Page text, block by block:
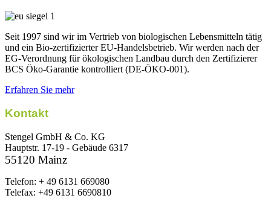
Seit 1997 sind wir im Vertrieb von biologischen Lebensmitteln tätig
und ein Bio-zertifizierter EU-Handelsbetrieb. Wir werden nach der
EG-Verordnung für ökologischen Landbau durch den Zertifizierer
BCS Öko-Garantie kontrolliert (DE-ÖKO-001).
Erfahren Sie mehr
Kontakt
Stengel GmbH & Co. KG
Hauptstr. 17-19 - Gebäude 6317
55120 Mainz
Telefon: + 49 6131 669080
Telefax: +49 6131 6690810